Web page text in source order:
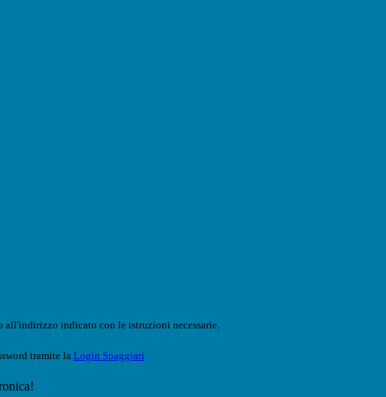
all'indirizzo indicato con le istruzioni necessarie.
tramite la Login Spaggiari